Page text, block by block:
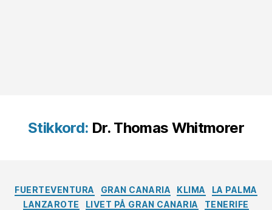
Stikkord: Dr. Thomas Whitmorer
Kategorier
FUERTEVENTURA GRAN CANARIA KLIMA
LA PALMA
LANZAROTE
LIVET PÅ GRAN CANARIA TENERIFE